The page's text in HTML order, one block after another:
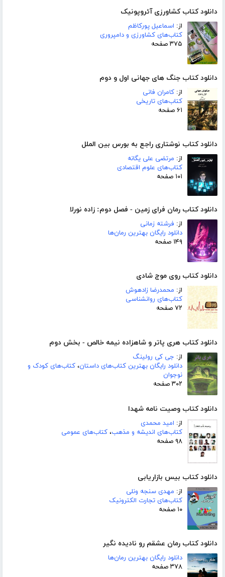
دانلود کتاب کشاورزی آئروپونیک
از: اسماعیل پورکاظم
کتاب‌های کشاورزی و دامپروری
۳۷۵ صفحه
دانلود کتاب جنگ های جهانی اول و دوم
از: کامران فانی
کتاب‌های تاریخی
۶۱ صفحه
دانلود کتاب نوشتاری راجع به بورس بین الملل
از: مرتضی علی یگانه
کتاب‌های علوم اقتصادی
۱۰۱ صفحه
دانلود کتاب رمان فرای زمین - فصل دوم: زاده نورلا
از: فرشته زمانی
دانلود رایگان بهترین رمان‌ها
۱۴۹ صفحه
دانلود کتاب روی موج شادی
از: محمدرضا زادهوش
کتاب‌های روانشناسی
۷۲ صفحه
دانلود کتاب هری پاتر و شاهزاده نیمه خالص - بخش دوم
از: جی کی رولینگ
دانلود رایگان بهترین کتاب‌های داستان، کتاب‌های کودک و
نوجوان
۳۰۲ صفحه
دانلود کتاب وصیت نامه شهدا
از: امید محمدی
کتاب‌های اندیشه و مذهب، کتاب‌های عمومی
۹۸ صفحه
دانلود کتاب بیس بازاریابی
از: مهدی سنجه ونلی
کتاب‌های تجارت الکترونیک
۱۰ صفحه
دانلود کتاب رمان عشقم رو نادیده نگیر
دانلود رایگان بهترین رمان‌ها
۳۷۸ صفحه